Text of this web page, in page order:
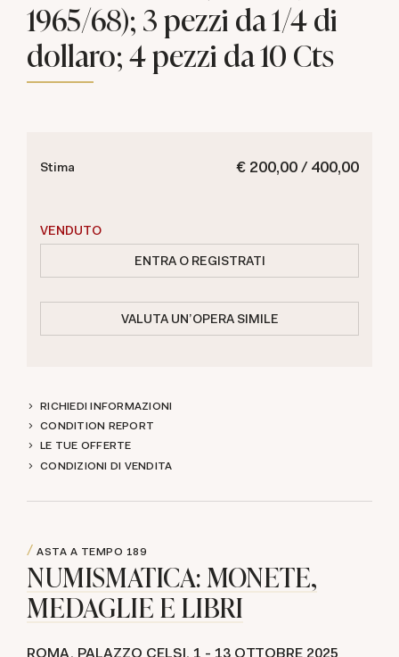
1965/68); 3 pezzi da 1/4 di
dollaro; 4 pezzi da 10 Cts
€ 200,00 / 400,00
Stima
VENDUTO
ENTRA O REGISTRATI
VALUTA UN'OPERA SIMILE
RICHIEDI INFORMAZIONI
CONDITION REPORT
LE TUE OFFERTE
CONDIZIONI DI VENDITA
ASTA A TEMPO 189
NUMISMATICA: MONETE,
MEDAGLIE E LIBRI
ROMA, PALAZZO CELSI, 1 - 13 OTTOBRE 2025